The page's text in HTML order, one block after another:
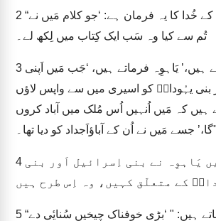
2 “یَاہوِہ، بنی اِسرائیل کے خُدا کا یہ فرمان ہے: ‘جو کلام مَیں نے
تُم سے کیا وہ سَب ایک کِتاب میں لِکھ لے۔
3
بنی یہُوداہؔ کو اسیری میں سے واپس لاؤں
ہیں کہ مَیں اُنہیں اُس مُلک میں آباد کروں
گا،’ جسے مَیں نے اُن کے آباؤاَجداد کو دیا تھا۔"
4
5 “یَاہوِہ یُوں فرماتے ہیں: " ‘بڑی خوفناک چیخیں سُنایٔی دے